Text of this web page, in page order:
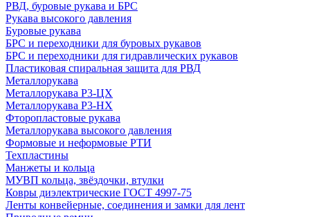
РВД, буровые рукава и БРС
Рукава высокого давления
Буровые рукава
БРС и переходники для буровых рукавов
БРС и переходники для гидравлических рукавов
Пластиковая спиральная защита для РВД
Металлорукава
Металлорукава Р3-ЦХ
Металлорукава Р3-НХ
Фторопластовые рукава
Металлорукава высокого давления
Формовые и неформовые РТИ
Техпластины
Манжеты и кольца
МУВП кольца, звёздочки, втулки
Ковры диэлектрические ГОСТ 4997-75
Ленты конвейерные, соединения и замки для лент